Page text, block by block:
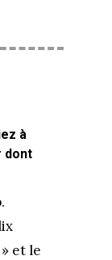
à
dont
et le